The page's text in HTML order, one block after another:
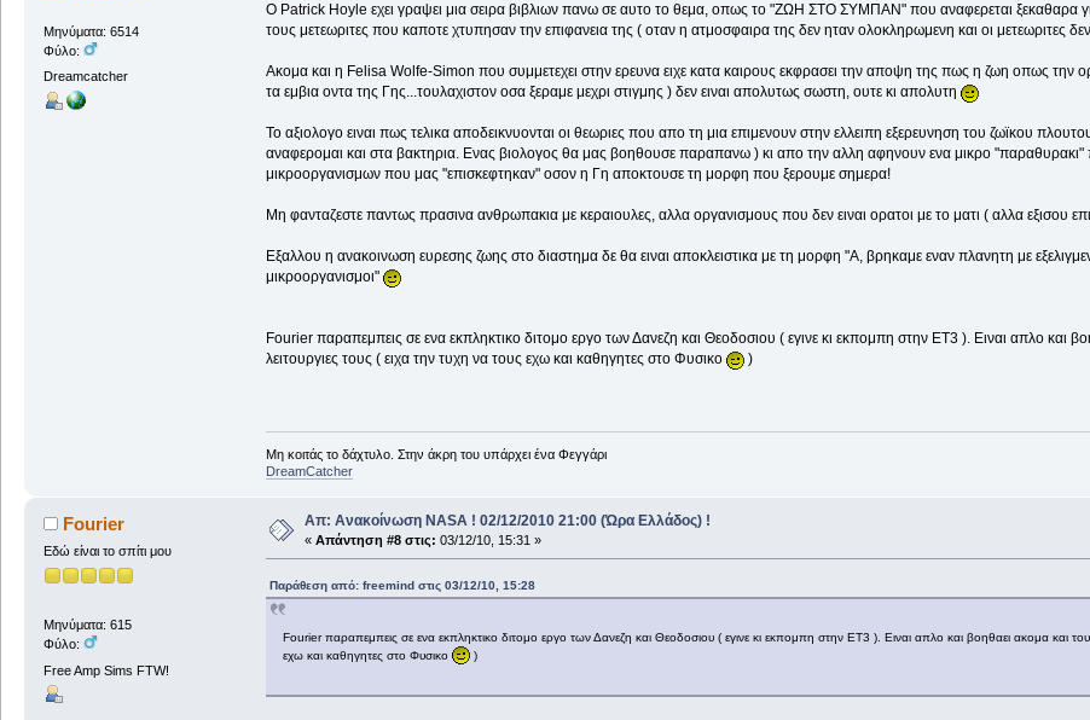
Μηνύματα: 6514
Φύλο:
Dreamcatcher
Ο Patrick Hoyle εχει γραψει μια σειρα βιβλιων πανω σε αυτο το θεμα, οπως το "ΖΩΗ ΣΤΟ ΣΥΜΠΑΝ" που αναφερεται
τους μετεωριτες που καποτε χτυπησαν την επιφανεια της ( οταν η ατμοσφαιρα της δεν ηταν ολοκληρωμενη και οι μετεωριτες
Ακομα και η Felisa Wolfe-Simon που συμμετεχει στην ερευνα ειχε κατα καιρους εκφρασει την αποψη της πως η ζωη οπως την
τα εμβια οντα της Γης...τουλαχιστον οσα ξεραμε μεχρι στιγμης ) δεν ειναι απολυτως σωστη, ουτε κι απολυτη
Το αξιολογο ειναι πως τελικα αποδεικνυονται οι θεωριες που απο τη μια επιμενουν στην ελλειπη εξερευνηση του ζωϊκου
αναφερομαι και στα βακτηρια. Ενας βιολογος θα μας βοηθουσε παραπανω ) κι απο την αλλη αφηνουν ενα μικρο "παραθυρακι"
μικροοργανισμων που μας "επισκεφτηκαν" οσον η Γη αποκτουσε τη μορφη που ξερουμε σημερα!
Μη φανταζεστε παντως πρασινα ανθρωπακια με κεραιουλες, αλλα οργανισμους που δεν ειναι ορατοι με το ματι ( αλλα εξισου
Εξαλλου η ανακοινωση ευρεσης ζωης στο διαστημα δε θα ειναι αποκλειστικα με τη μορφη "Α, βρηκαμε εναν πλανητη με
μικροοργανισμοι"
Fourier παραπεμπεις σε ενα εκπληκτικο διτομο εργο των Δανεζη και Θεοδοσιου ( εγινε κι εκπομπη στην ΕΤ3 ). Ειναι απλο και
λειτουργιες τους ( ειχα την τυχη να τους εχω και καθηγητες στο Φυσικο
)
Μη κοιτάς το δάχτυλο. Στην άκρη του υπάρχει ένα Φεγγάρι
DreamCatcher
Fourier
Εδώ είναι το σπίτι μου
Μηνύματα: 615
Φύλο:
Free Amp Sims FTW!
Απ: Ανακοίνωση NASA ! 02/12/2010 21:00 (Ώρα Ελλάδος) !
« Απάντηση #8 στις: 03/12/10, 15:31 »
Παράθεση από: freemind στις 03/12/10, 15:28
Fourier παραπεμπεις σε ενα εκπληκτικο διτομο εργο των Δανεζη και Θεοδοσιου ( εγινε κι εκπομπη στην ΕΤ3 ). Ειναι απλο και βοηθαει ακομα και
εχω και καθηγητες στο Φυσικο
)